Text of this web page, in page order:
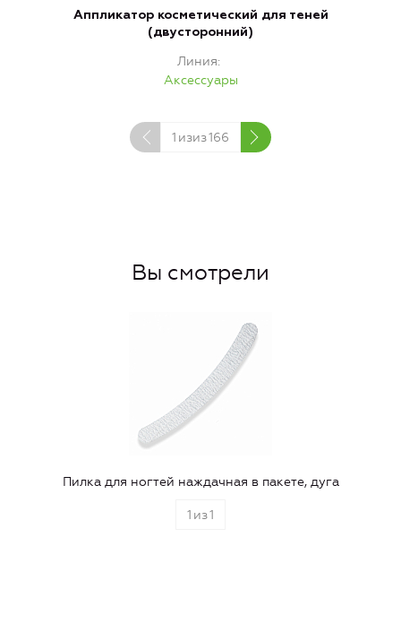
Аппликатор косметический для теней
(двусторонний)
Линия
Аксессуары
1 изиз166
Вы смотрели
Пилка для ногтей наждачная в пакете, дуга
1 из1